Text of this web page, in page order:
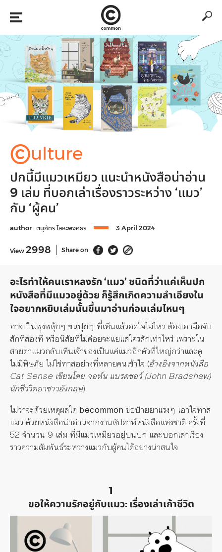
©ulture
ปกนี้มีแมวเหมียว แนะนำหนังสือน่าอ่าน
9 เล่ม ที่บอกเล่าเรื่องราวระหว่าง ‘แมว’
กับ ‘ผู้คน’
author :ตนุภัทร โลหะพงศธร 3 April 2024
View 2998 Share on
อะไรทำให้คนเราหลงรัก ‘แมว’ ชนิดที่ว่าแค่เห็นปก
หนังสือที่มีแมวอยู่ด้วย ก็รู้สึกเกิดความลำเอียงใน
ใจอยากหยิบเล่มนั้นขึ้นมาอ่านก่อนเล่มไหนๆ
อาจเป็นพุงพลุ้ยๆ ขนปุยๆ ที่เห็นแล้วอดใจไม่ไหว ต้องเอามือจับ
สักทีสองที หรือนิสัยที่ไม่ค่อยจะแยแสใครสักเท่าไหร่ เพราะใน
สายตาแมวกลับเห็นเจ้าของเป็นแค่แมวอีกตัวที่ใหญ่กว่าและดู
ไม่มีพิษภัย ไม่ใช่ทาสอย่างที่หลายคนเข้าใจ (อ้างอิงจากหนังสือ
Cat Sense เขียนโดย จอห์น แบรดชอว์ (John Bradshaw)
นักชีววิทยาชาวอังกฤษ)
ไม่ว่าจะด้วยเหตุผลใด becommonขอป้ายยาแรงๆ เอาใจทาส
แมว ด้วยหนังสือน่าอ่านจากงานสัปดาห์หนังสือแห่งชาติ ครั้งที่
52 จำนวน 9 เล่ม ที่มีแมวเหมียวอยู่บนปก และบอกเล่าเรื่อง
ราวความสัมพันธ์ระหว่างแมวกับผู้คนได้อย่างน่าสนใจ
1
ขอให้ความรักอยู่กับแมว: เรื่องเล่าเก้าชีวิต